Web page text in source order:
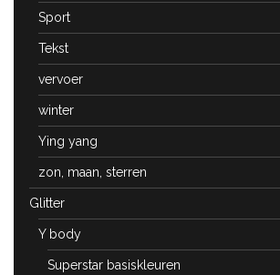
Sport
Tekst
vervoer
winter
Ying yang
zon, maan, sterren
Glitter
Y body
Superstar basiskleuren